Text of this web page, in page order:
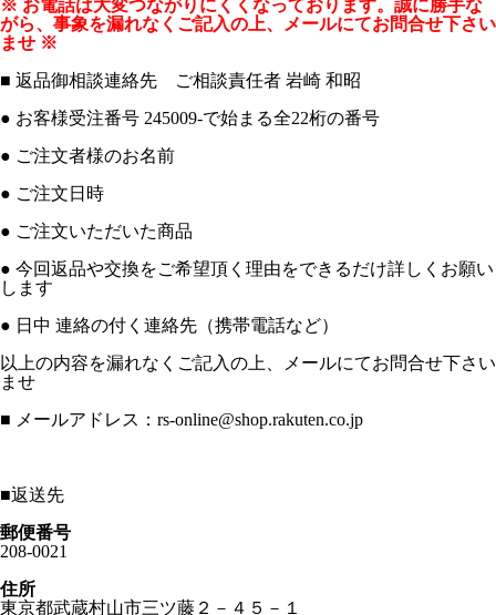
※ お電話は大変つながりにくくなっております。誠に勝手な
がら、事象を漏れなくご記入の上、メールにてお問合せ下さい
ませ ※
■ 返品御相談連絡先 ご相談責任者 岩崎 和昭
● お客様受注番号 245009-で始まる全22桁の番号
● ご注文者様のお名前
● ご注文日時
● ご注文いただいた商品
● 今回返品や交換をご希望頂く理由をできるだけ詳しくお願い
します
● 日中 連絡の付く連絡先（携帯電話など）
以上の内容を漏れなくご記入の上、メールにてお問合せ下さい
ませ
■ メールアドレス：rs-online@shop.rakuten.co.jp
■返送先
郵便番号
208-0021
住所
東京都武蔵村山市三ツ藤２－４５－１